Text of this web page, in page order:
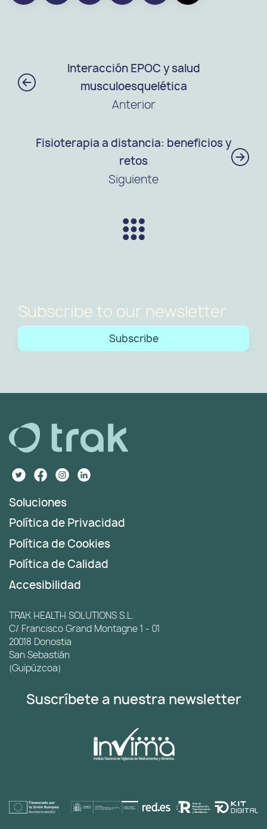
Interacción EPOC y salud
musculoesquelética
Anterior
Fisioterapia a distancia: beneficios y
retos
Siguiente
Subscribe to our newsletter
Subscribe
Soluciones
Política de Privacidad
Política de Cookies
Política de Calidad
Accesibilidad
TRAK HEALTH SOLUTIONS S.L.
C/ Francisco Grand Montagne 1 - 01
20018 Donostia
San Sebastián
(Guipúzcoa)
Suscríbete a nuestra newsletter